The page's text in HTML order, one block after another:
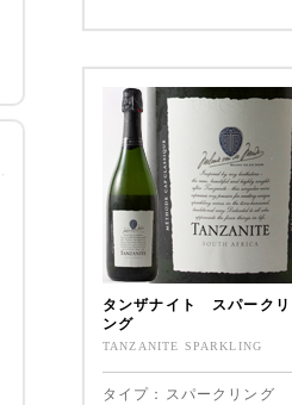
タンザナイト スパークリ
ング
TANZANITE SPARKLING
タイプ：スパークリング